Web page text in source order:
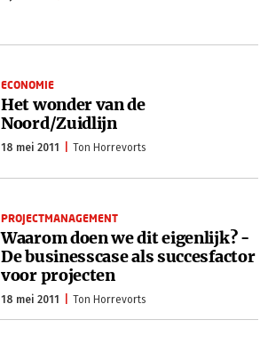
ECONOMIE
Het wonder van de
Noord/Zuidlijn
18 mei 2011 Ton Horrevorts
PROJECTMANAGEMENT
Waarom doen we dit eigenlijk? -
De businesscase als succesfactor
voor projecten
18 mei 2011 Ton Horrevorts